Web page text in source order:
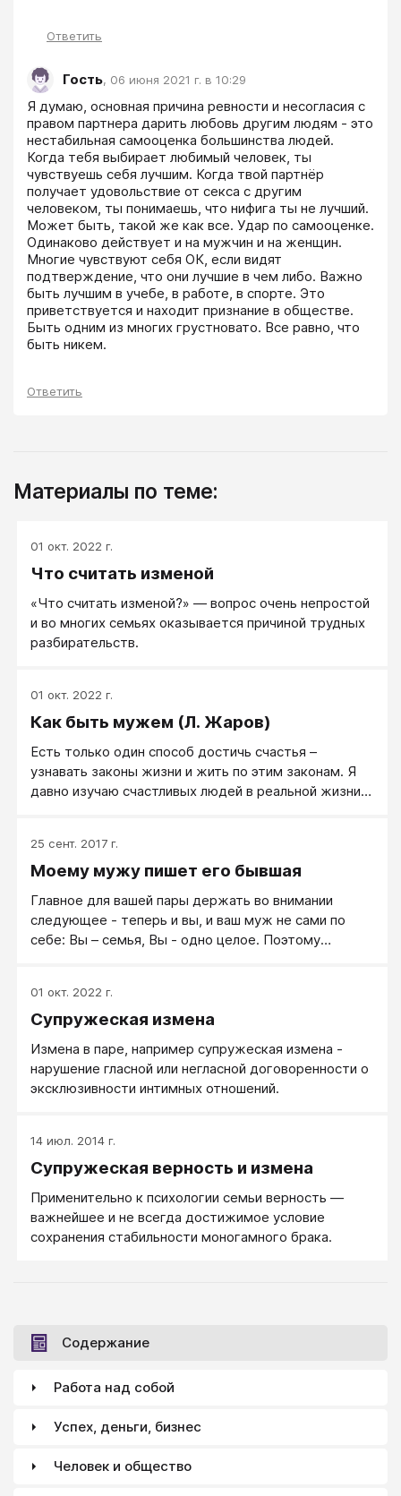
Ответить
Гость, 06 июня 2021 г. в 10:29
Я думаю, основная причина ревности и несогласия с
правом партнера дарить любовь другим людям - это
нестабильная самооценка большинства людей.
Когда тебя выбирает любимый человек, ты
чувствуешь себя лучшим. Когда твой партнёр
получает удовольствие от секса с другим
человеком, ты понимаешь, что нифига ты не лучший.
Может быть, такой же как все. Удар по самооценке.
Одинаково действует и на мужчин и на женщин.
Многие чувствуют себя ОК, если видят
подтверждение, что они лучшие в чем либо. Важно
быть лучшим в учебе, в работе, в спорте. Это
приветствуется и находит признание в обществе.
Быть одним из многих грустновато. Все равно, что
быть никем.
Ответить
Материалы по теме:
01 окт. 2022 г.
Что считать изменой
«Что считать изменой?» — вопрос очень непростой
и во многих семьях оказывается причиной трудных
разбирательств.
01 окт. 2022 г.
Как быть мужем (Л. Жаров)
Есть только один способ достичь счастья –
узнавать законы жизни и жить по этим законам. Я
давно изучаю счастливых людей в реальной жизни –
кто у вас лидер в семье, мне понятно! Я был слегка
ошарашен – никогда не думал, кто у нас лидер.
разговорах женщины дали мне понять, что, по их
мнению, я нахожусь ниже жены на эдакой лестнице,
и это как-то нехорошо, я призадумался.
25 сент. 2017 г.
Моему мужу пишет его бывшая
Главное для вашей пары держать во внимании
следующее - теперь и вы, и ваш муж не сами по
себе: Вы – семья, Вы - одно целое. Поэтому
01 окт. 2022 г.
Супружеская измена
Измена в паре, например супружеская измена -
нарушение гласной или негласной договоренности о
эксклюзивности интимных отношений.
14 июл. 2014 г.
Супружеская верность и измена
Применительно к психологии семьи верность —
важнейшее и не всегда достижимое условие
сохранения стабильности моногамного брака.
Содержание
Работа над собой
Успех, деньги, бизнес
Человек и общество